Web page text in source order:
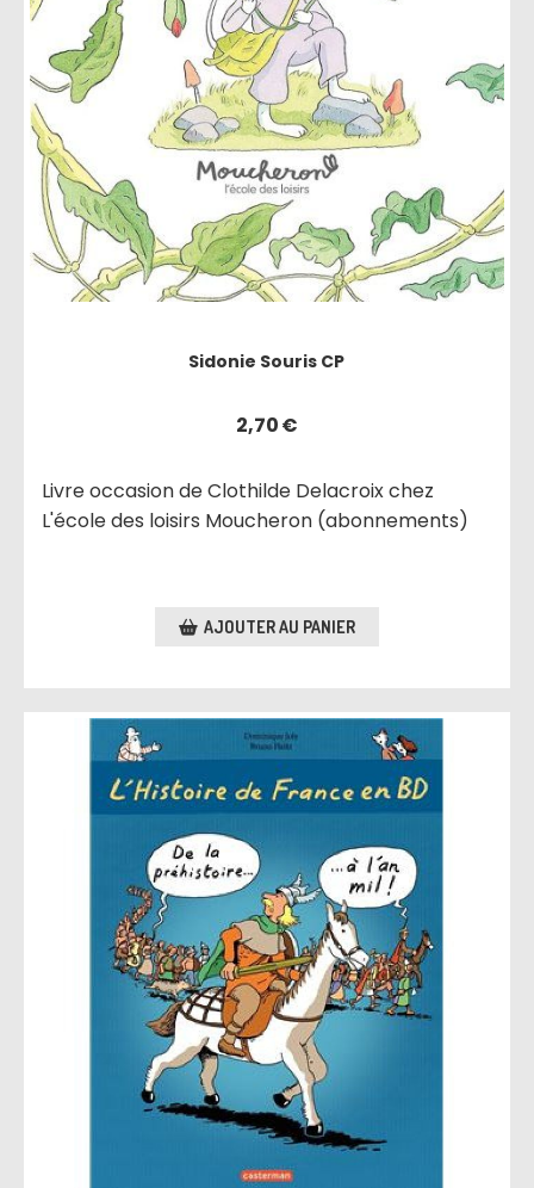
Sidonie Souris CP
2,70€
Livre occasion de Clothilde Delacroix chez
L'école des loisirs Moucheron (abonnements)
AJOUTER AU PANIER